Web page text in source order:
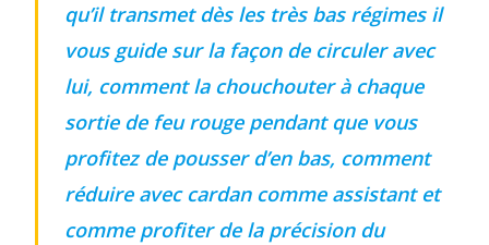
qu’il transmet dès les très bas régimesil
vous guide sur la façon de circuler avec
lui, commentla chouchouter à chaque
sortie de feu rougependant que vous
profitez de pousser d’en bas, comment
réduire aveccardan comme assistantet
comme profiter de la précision du